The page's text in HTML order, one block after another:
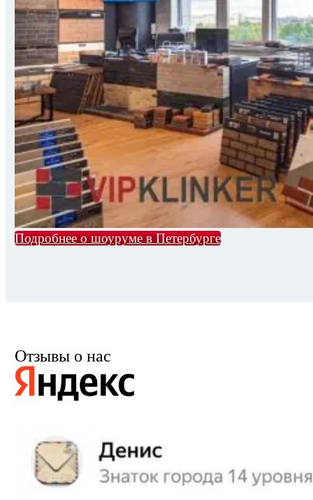
Подробнее о шоуруме в Петербурге
Отзывы о нас